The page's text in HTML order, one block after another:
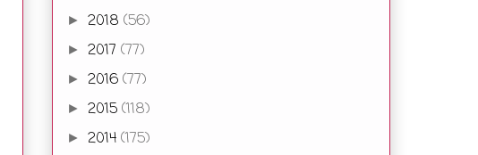
► 2018 (56)
► 2017 (77)
► 2016 (77)
► 2015 (118)
► 2014 (175)